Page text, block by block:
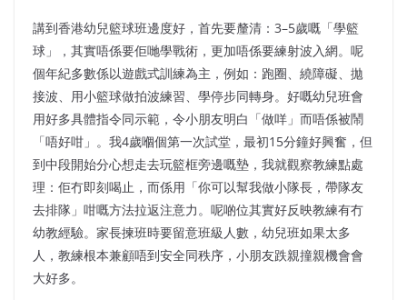
講到香港幼兒籃球班邊度好，首先要釐清：3–5歲嘅「學籃
球」，其實唔係要佢哋學戰術，更加唔係要練射波入網。呢
個年紀多數係以遊戲式訓練為主，例如：跑圈、繞障礙、拋
接波、用小籃球做拍波練習、學停步同轉身。好嘅幼兒班會
用好多具體指令同示範，令小朋友明白「做咩」而唔係被鬧
「唔好咁」。我4歲嗰個第一次試堂，最初15分鐘好興奮，但
到中段開始分心想走去玩籃框旁邊嘅墊，我就觀察教練點處
理：佢冇即刻喝止，而係用「你可以幫我做小隊長，帶隊友
去排隊」咁嘅方法拉返注意力。呢啲位其實好反映教練有冇
幼教經驗。家長揀班時要留意班級人數，幼兒班如果太多
人，教練根本兼顧唔到安全同秩序，小朋友跌親撞親機會會
大好多。